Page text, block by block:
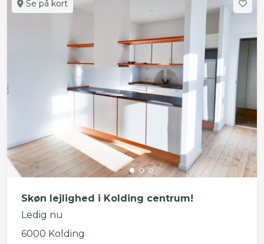
Se på kort
Skøn lejlighed i Kolding centrum!
Ledig nu
6000 Kolding